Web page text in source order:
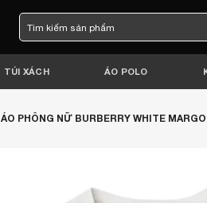
Tìm
kiếm:
TÚI XÁCH ÁO POLO
ÁO PHÔNG NỮ BURBERRY WHITE